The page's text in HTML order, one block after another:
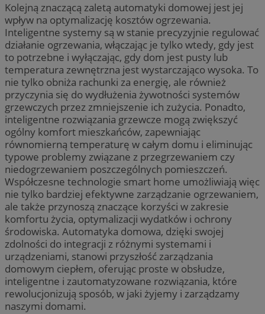
Kolejną znaczącą zaletą automatyki domowej jest jej
wpływ na optymalizację kosztów ogrzewania.
Inteligentne systemy są w stanie precyzyjnie regulować
działanie ogrzewania, włączając je tylko wtedy, gdy jest
to potrzebne i wyłączając, gdy dom jest pusty lub
temperatura zewnętrzna jest wystarczająco wysoka. To
nie tylko obniża rachunki za energię, ale również
przyczynia się do wydłużenia żywotności systemów
grzewczych przez zmniejszenie ich zużycia. Ponadto,
inteligentne rozwiązania grzewcze mogą zwiększyć
ogólny komfort mieszkańców, zapewniając
równomierną temperaturę w całym domu i eliminując
typowe problemy związane z przegrzewaniem czy
niedogrzewaniem poszczególnych pomieszczeń.
Współczesne technologie smart home umożliwiają więc
nie tylko bardziej efektywne zarządzanie ogrzewaniem,
ale także przynoszą znaczące korzyści w zakresie
komfortu życia, optymalizacji wydatków i ochrony
środowiska. Automatyka domowa, dzięki swojej
zdolności do integracji z różnymi systemami i
urządzeniami, stanowi przyszłość zarządzania
domowym ciepłem, oferując proste w obsłudze,
inteligentne i zautomatyzowane rozwiązania, które
rewolucjonizują sposób, w jaki żyjemy i zarządzamy
naszymi domami.